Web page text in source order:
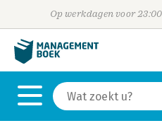
Op werkdagen voor